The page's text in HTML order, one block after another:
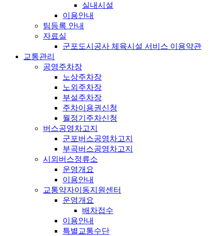
실내시설
이용안내
팀등록 안내
자료실
군포도시공사 체육시설 서비스 이용약관
교통관리
공영주차장
노상주차장
노외주차장
부설주차장
주차이용권신청
월정기주차신청
버스공영차고지
군포버스공영차고지
부곡버스공영차고지
시외버스정류소
운영개요
이용안내
교통약자이동지원센터
운영개요
배차접수
이용안내
특별교통수단